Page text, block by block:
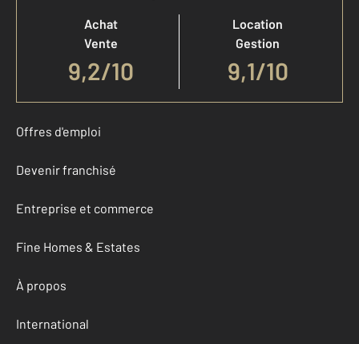
Achat
Vente
9,2/10
Location
Gestion
9,1/10
Offres d'emploi
Devenir franchisé
Entreprise et commerce
Fine Homes & Estates
À propos
International